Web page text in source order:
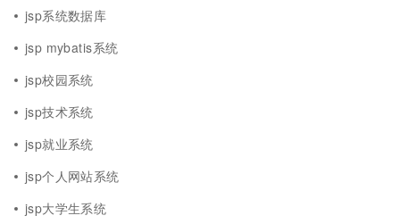
jsp系统数据库
jsp mybatis系统
jsp校园系统
jsp技术系统
jsp就业系统
jsp个人网站系统
jsp大学生系统